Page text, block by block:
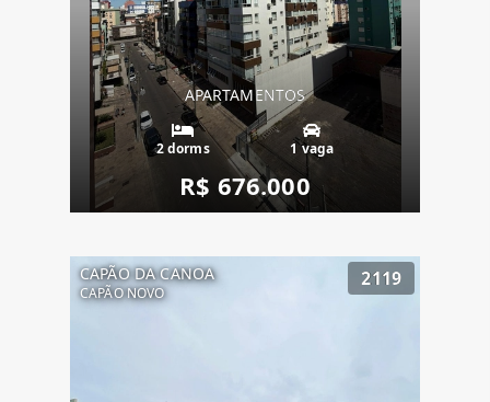
APARTAMENTOS
2 dorms 1 vaga
R$ 676.000
CAPÃO DA CANOA
CAPÃO NOVO
2119